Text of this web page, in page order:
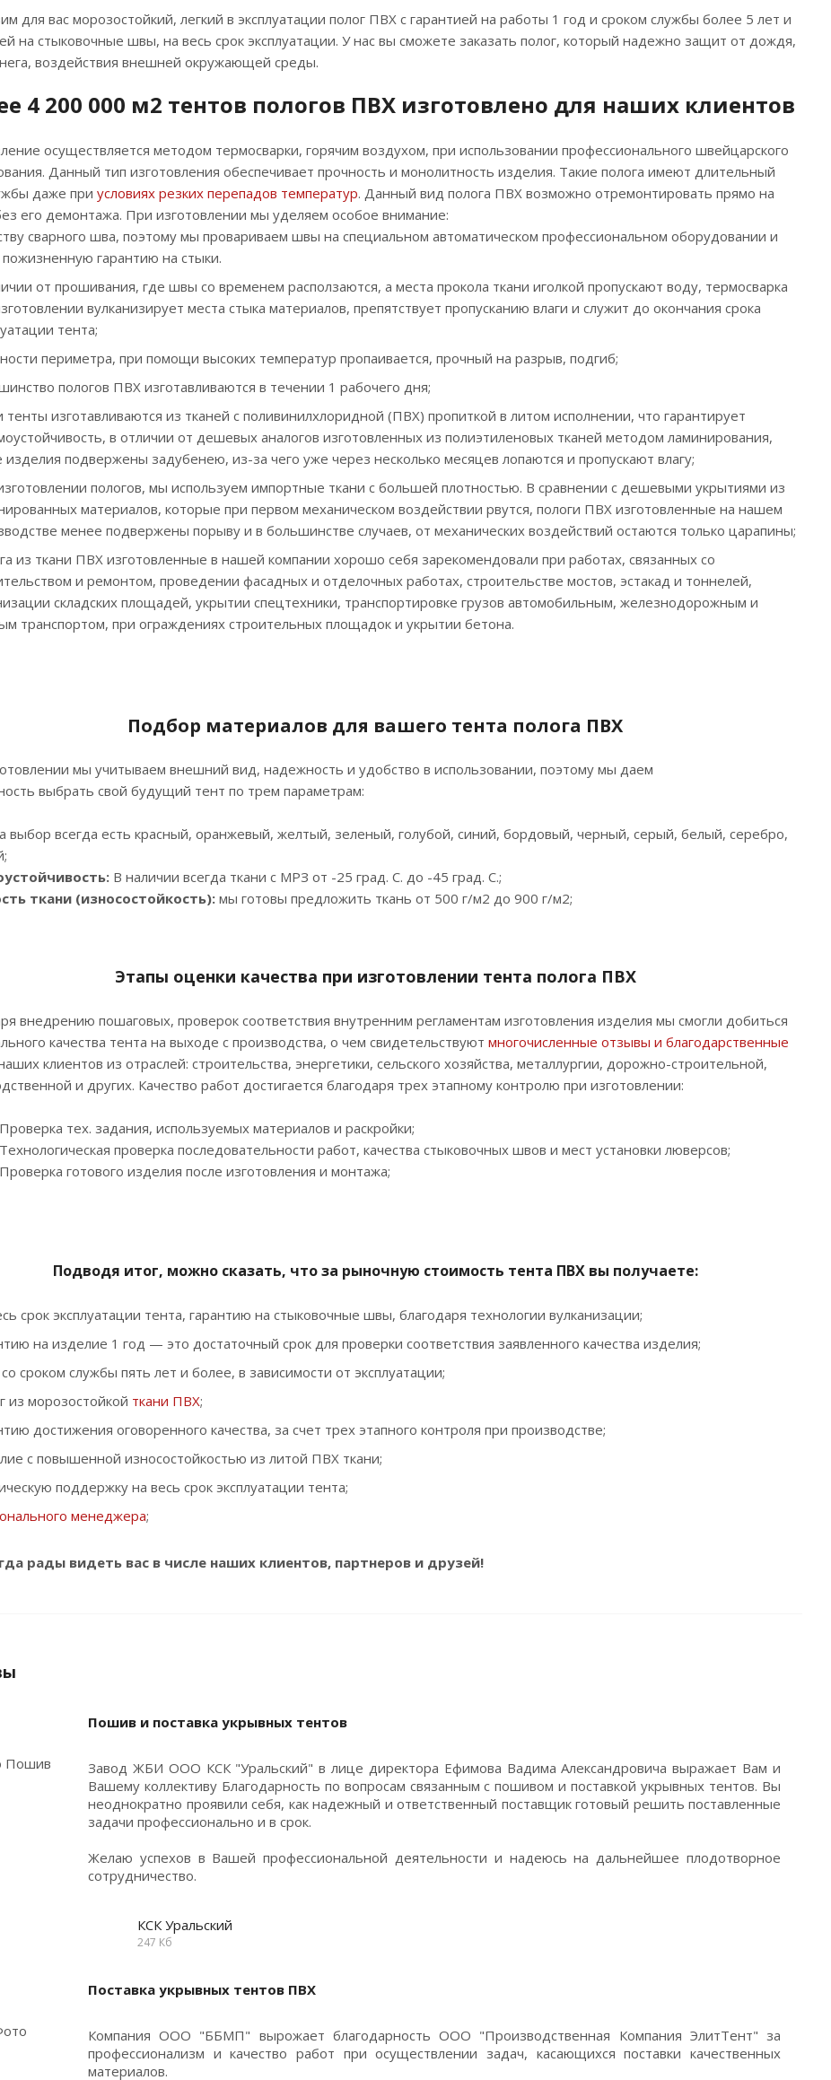
для вас морозостойкий, легкий в эксплуатации полог ПВХ с гарантией на работы 1 год и сроком службы более 5 лет и
на стыковочные швы, на весь срок эксплуатации. У нас вы сможете заказать полог, который надежно защит от дождя,
воздействия внешней окружающей среды.
4 200 000 м2 тентов пологов ПВХ изготовлено для наших клиентов
осуществляется методом термосварки, горячим воздухом, при использовании профессионального швейцарского
Данный тип изготовления обеспечивает прочность и монолитность изделия. Такие полога имеют длительный
даже при условиях резких перепадов температур. Данный вид полога ПВХ возможно отремонтировать прямо на
его демонтажа. При изготовлении мы уделяем особое внимание:
сварного шва, поэтому мы провариваем швы на специальном автоматическом профессиональном оборудовании и
гарантию на стыки.
от прошивания, где швы со временем расползаются, а места прокола ткани иголкой пропускают воду, термосварка
вулканизирует места стыка материалов, препятствует пропусканию влаги и служит до окончания срока
тента;
периметра, при помощи высоких температур пропаивается, прочный на разрыв, подгиб;
пологов ПВХ изготавливаются в течении 1 рабочего дня;
изготавливаются из тканей с поливинилхлоридной (ПВХ) пропиткой в литом исполнении, что гарантирует
в отличии от дешевых аналогов изготовленных из полиэтиленовых тканей методом ламинирования,
изделия подвержены задубенею, из-за чего уже через несколько месяцев лопаются и пропускают влагу;
пологов, мы используем импортные ткани с большей плотностью. В сравнении с дешевыми укрытиями из
материалов, которые при первом механическом воздействии рвутся, пологи ПВХ изготовленные на нашем
менее подвержены порыву и в большинстве случаев, от механических воздействий остаются только царапины;
из ткани ПВХ изготовленные в нашей компании хорошо себя зарекомендовали при работах, связанных со
и ремонтом, проведении фасадных и отделочных работах, строительстве мостов, эстакад и тоннелей,
складских площадей, укрытии спецтехники, транспортировке грузов автомобильным, железнодорожным и
транспортом, при ограждениях строительных площадок и укрытии бетона.
Подбор материалов для вашего тента полога ПВХ
мы учитываем внешний вид, надежность и удобство в использовании, поэтому мы даем
выбрать свой будущий тент по трем параметрам:
выбор всегда есть красный, оранжевый, желтый, зеленый, голубой, синий, бордовый, черный, серый, белый, серебро,
В наличии всегда ткани с МРЗ от -25 град. С. до -45 град. С.;
ткани (износостойкость): мы готовы предложить ткань от 500 г/м2 до 900 г/м2;
Этапы оценки качества при изготовлении тента полога ПВХ
внедрению пошаговых, проверок соответствия внутренним регламентам изготовления изделия мы смогли добиться
качества тента на выходе с производства, о чем свидетельствуют многочисленные отзывы и благодарственные
клиентов из отраслей: строительства, энергетики, сельского хозяйства, металлургии, дорожно-строительной,
и других. Качество работ достигается благодаря трех этапному контролю при изготовлении:
Проверка тех. задания, используемых материалов и раскройки;
Технологическая проверка последовательности работ, качества стыковочных швов и мест установки люверсов;
Проверка готового изделия после изготовления и монтажа;
Подводя итог, можно сказать, что за рыночную стоимость тента ПВХ вы получаете:
срок эксплуатации тента, гарантию на стыковочные швы, благодаря технологии вулканизации;
на изделие 1 год — это достаточный срок для проверки соответствия заявленного качества изделия;
сроком службы пять лет и более, в зависимости от эксплуатации;
из морозостойкой ткани ПВХ;
достижения оговоренного качества, за счет трех этапного контроля при производстве;
с повышенной износостойкостью из литой ПВХ ткани;
поддержку на весь срок эксплуатации тента;
менеджера;
рады видеть вас в числе наших клиентов, партнеров и друзей!
Пошив и поставка укрывных тентов
Завод ЖБИ ООО КСК "Уральский" в лице директора Ефимова Вадима Александровича выражает Вам и
Вашему коллективу Благодарность по вопросам связанным с пошивом и поставкой укрывных тентов. Вы
неоднократно проявили себя, как надежный и ответственный поставщик готовый решить поставленные
задачи профессионально и в срок.
Желаю успехов в Вашей профессиональной деятельности и надеюсь на дальнейшее плодотворное
сотрудничество.
КСК Уральский
247 Кб
Поставка укрывных тентов ПВХ
Компания ООО "ББМП" вырожает благодарность ООО "Производственная Компания ЭлитТент" за
профессионализм и качество работ при осуществлении задач, касающихся поставки качественных
материалов.